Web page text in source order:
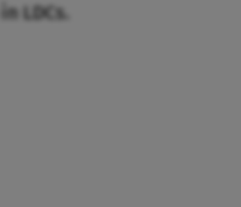
LDCs.